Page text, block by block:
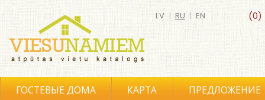
(0)
LV | RU | EN
ГОСТЕВЫЕ ДОМА КАРТА ПРЕДЛОЖЕНИЕ